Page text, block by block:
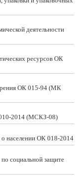
деятельности
ресурсов ОК
ОК 015-94 (МК
010-2014 (МСКЗ-08)
населении ОК 018-2014
социальной защите